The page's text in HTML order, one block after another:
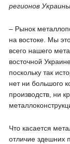
регионов
– Рынок
на востоке. Мы
всего нашего
восточной
поскольку так
нет ни большого
производств, ни
Что касается
отличие здешних